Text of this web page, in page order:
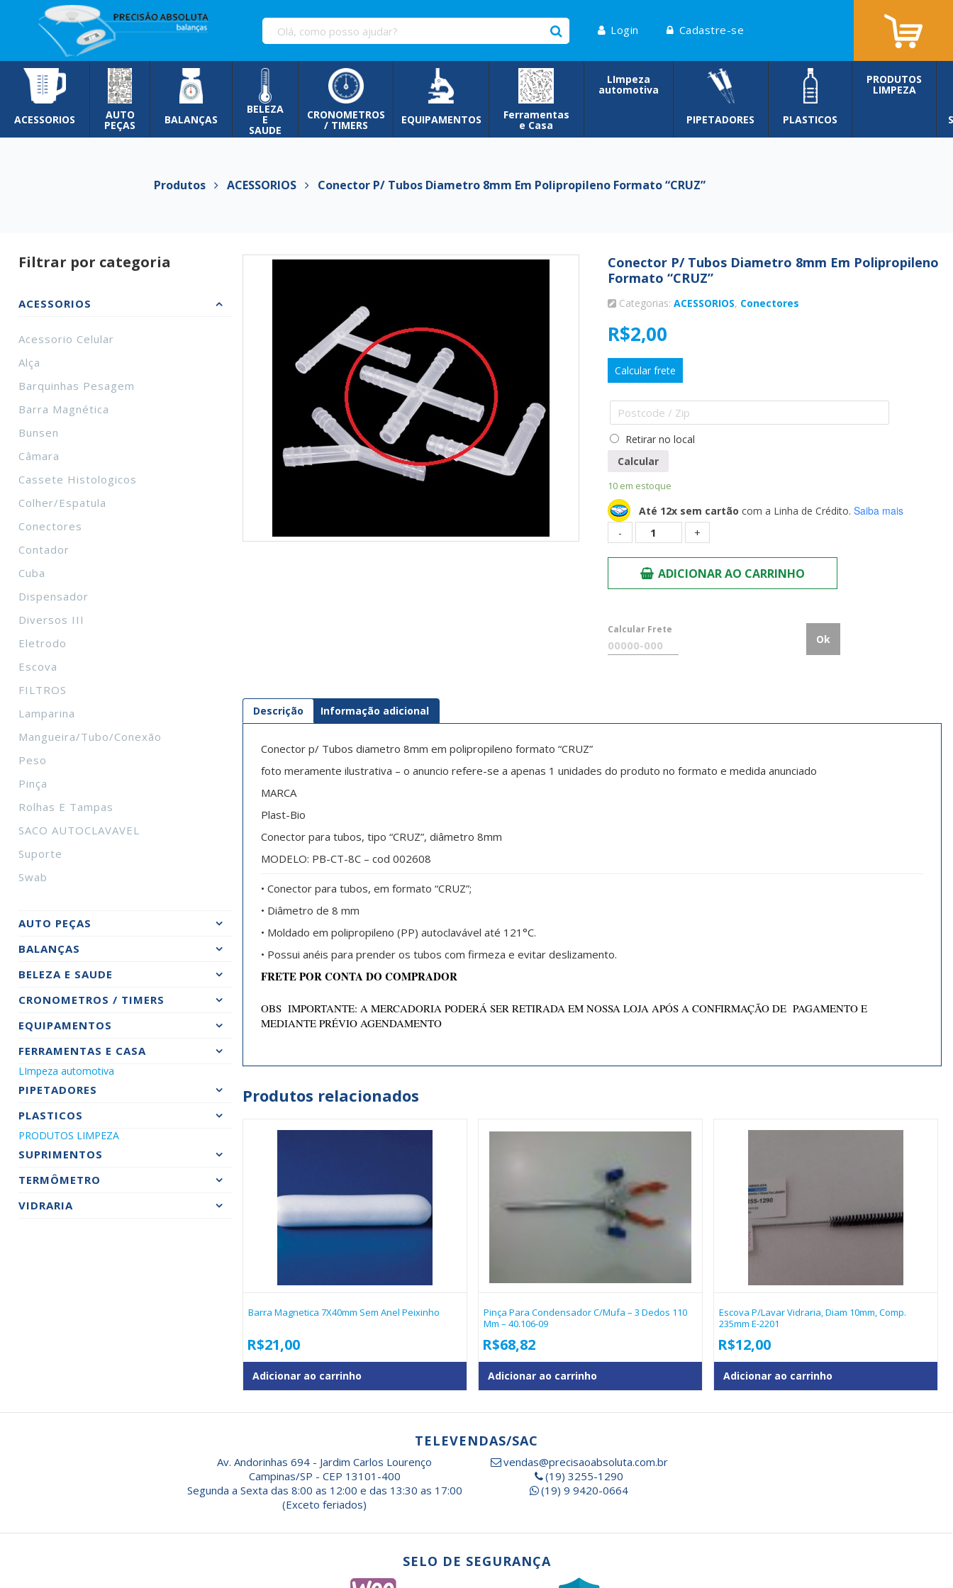
Pular
para
conteúdo
Login Cadastre-se
ACESSORIOS AUTO
PEÇAS BALANÇAS
BELEZA
E
SAUDE
CRONOMETROS
/ TIMERS EQUIPAMENTOS Ferramentas
e Casa
LImpeza
automotiva
PIPETADORES PLASTICOS
PRODUTOS
LIMPEZA
Produtos ACESSORIOS Conector P/ Tubos Diametro 8mm Em Polipropileno Formato “CRUZ”
Filtrar por categoria
ACESSORIOS
Acessorio Celular
Alça
Barquinhas Pesagem
Barra Magnética
Bunsen
Câmara
Cassete Histologicos
Colher/Espatula
Conectores
Contador
Cuba
Dispensador
Diversos III
Eletrodo
Escova
FILTROS
Lamparina
Mangueira/tubo/conexão
Peso
Pinça
Rolhas E Tampas
SACO AUTOCLAVAVEL
Suporte
Swab
AUTO PEÇAS
BALANÇAS
BELEZA E SAUDE
CRONOMETROS / TIMERS
EQUIPAMENTOS
FERRAMENTAS E CASA
LImpeza automotiva
PIPETADORES
PLASTICOS
PRODUTOS LIMPEZA
SUPRIMENTOS
TERMÔMETRO
VIDRARIA
Conector P/ Tubos Diametro 8mm Em Polipropileno
Formato “CRUZ”
Categorias:ACESSORIOS, Conectores
R$2,00
Calcular frete
Retirar no local
Calcular
10 em estoque
Até 12x sem cartão com a Linha de Crédito. Saiba mais
Quantidade
ADICIONAR AO CARRINHO
Calcular Frete
Ok
Descrição Informação adicional
Conector p/ Tubos diametro 8mm em polipropileno formato “CRUZ”
foto meramente ilustrativa – o anuncio refere-se a apenas 1 unidades do produto no formato e medida anunciado
MARCA
Plast-Bio
Conector para tubos, tipo “CRUZ”, diâmetro 8mm
MODELO: PB-CT-8C – cod 002608
• Conector para tubos, em formato “CRUZ”;
• Diâmetro de 8 mm
• Moldado em polipropileno (PP) autoclavável até 121°C.
• Possui anéis para prender os tubos com firmeza e evitar deslizamento.
FRETE POR CONTA DO COMPRADOR
OBS IMPORTANTE: A MERCADORIA PODERÁ SER RETIRADA EM NOSSA LOJA APÓS A CONFIRMAÇÃO DE PAGAMENTO E
MEDIANTE PRÉVIO AGENDAMENTO
Produtos relacionados
Barra Magnetica 7X40mm Sem Anel Peixinho
R$21,00
Adicionar ao carrinho
Pinça Para Condensador C/Mufa – 3 Dedos 110
Mm – 40.106-09
R$68,82
Adicionar ao carrinho
Escova P/lavar Vidraria, Diam 10mm, Comp.
235mm E-2201
R$12,00
Adicionar ao carrinho
TELEVENDAS/SAC
Av. Andorinhas 694 - Jardim Carlos Lourenço
Campinas/SP - CEP 13101-400
Segunda a Sexta das 8:00 as 12:00 e das 13:30 as 17:00
(Exceto feriados)
vendas@precisaoabsoluta.com.br
(19) 3255-1290
(19) 9 9420-0664
SELO DE SEGURANÇA